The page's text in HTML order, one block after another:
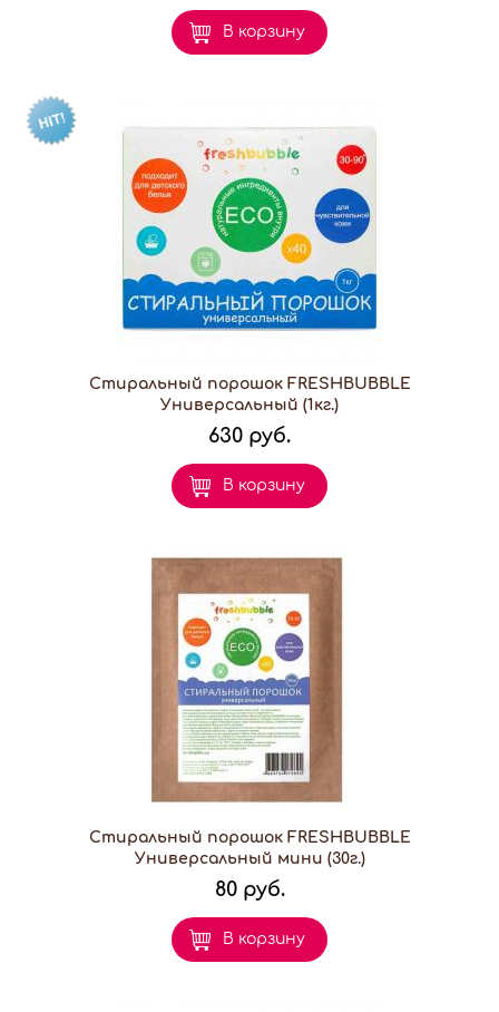
В корзину
Стиральный порошок FRESHBUBBLE
Универсальный (1кг.)
630 руб.
В корзину
Стиральный порошок FRESHBUBBLE
Универсальный мини (30г.)
80 руб.
В корзину